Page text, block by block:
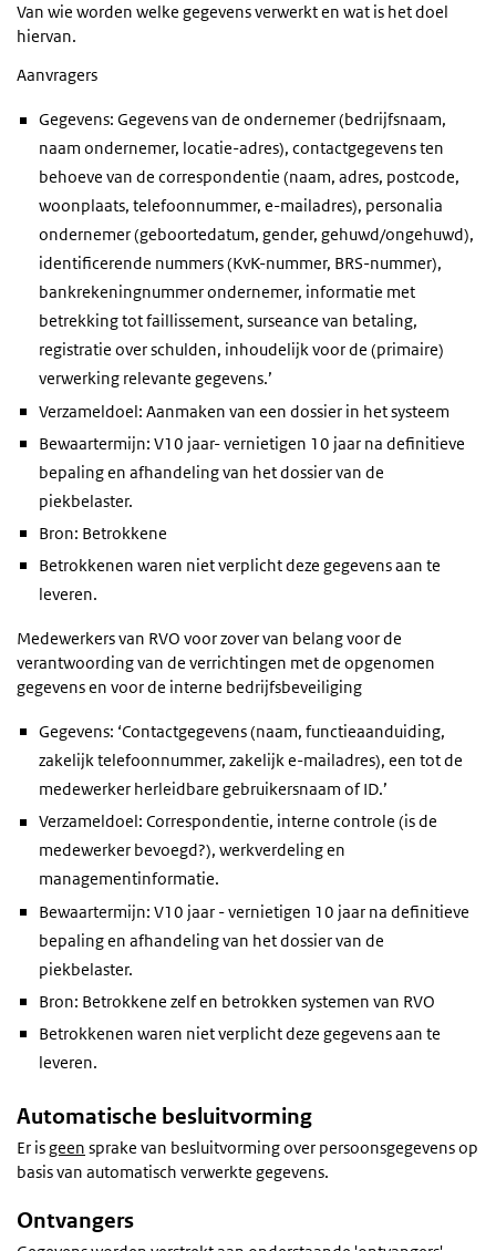
Van wie worden welke gegevens verwerkt en wat is het doel
hiervan.
Aanvragers
Gegevens: Gegevens van de ondernemer (bedrijfsnaam,
naam ondernemer, locatie-adres), contactgegevens ten
behoeve van de correspondentie (naam, adres, postcode,
woonplaats, telefoonnummer, e-mailadres), personalia
ondernemer (geboortedatum, gender, gehuwd/ongehuwd),
identificerende nummers (KvK-nummer, BRS-nummer),
bankrekeningnummer ondernemer, informatie met
betrekking tot faillissement, surseance van betaling,
registratie over schulden, inhoudelijk voor de (primaire)
verwerking relevante gegevens.’
Verzameldoel: Aanmaken van een dossier in het systeem
Bewaartermijn: V10 jaar- vernietigen 10 jaar na definitieve
bepaling en afhandeling van het dossier van de
piekbelaster.
Bron: Betrokkene
Betrokkenen waren niet verplicht deze gegevens aan te
leveren.
Medewerkers van RVO voor zover van belang voor de
verantwoording van de verrichtingen met de opgenomen
gegevens en voor de interne bedrijfsbeveiliging
Gegevens: ‘Contactgegevens (naam, functieaanduiding,
zakelijk telefoonnummer, zakelijk e-mailadres), een tot de
medewerker herleidbare gebruikersnaam of ID.’
Verzameldoel: Correspondentie, interne controle (is de
medewerker bevoegd?), werkverdeling en
managementinformatie.
Bewaartermijn: V10 jaar - vernietigen 10 jaar na definitieve
bepaling en afhandeling van het dossier van de
piekbelaster.
Bron: Betrokkene zelf en betrokken systemen van RVO
Betrokkenen waren niet verplicht deze gegevens aan te
leveren.
Automatische besluitvorming
Er isgeen sprake van besluitvorming over persoonsgegevens op
basis van automatisch verwerkte gegevens.
Ontvangers